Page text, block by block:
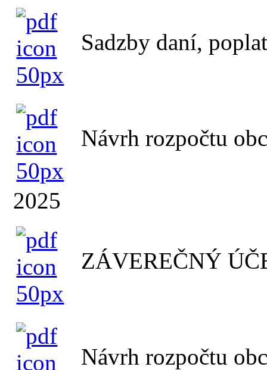
Sadzby daní,
Návrh rozpočtu
2025
ZÁVEREČNÝ
Návrh rozpočtu